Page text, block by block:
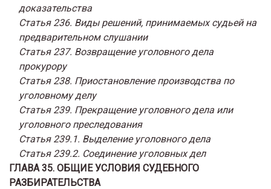
доказательства
Статья 236. Виды решений, принимаемых судьей на
предварительном слушании
Статья 237. Возвращение уголовного дела
прокурору
Статья 238. Приостановление производства по
уголовному делу
Статья 239. Прекращение уголовного дела или
уголовного преследования
Статья 239.1. Выделение уголовного дела
Статья 239.2. Соединение уголовных дел
ГЛАВА 35. ОБЩИЕ УСЛОВИЯ СУДЕБНОГО
РАЗБИРАТЕЛЬСТВА